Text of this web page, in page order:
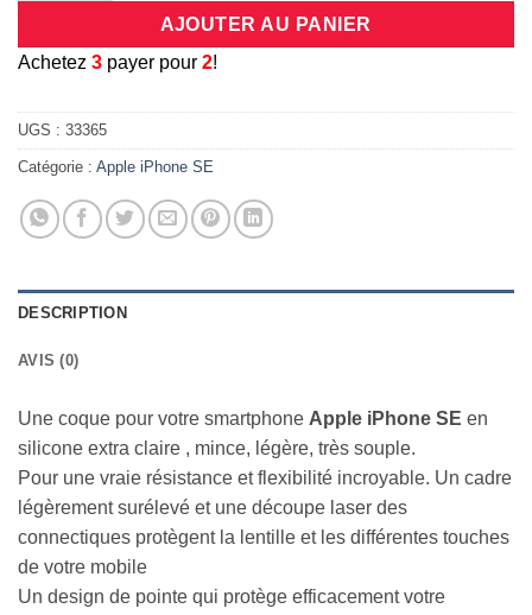
AJOUTER AU PANIER
Achetez 3 payer pour 2!
UGS : 33365
Catégorie : Apple iPhone SE
DESCRIPTION
AVIS (0)
Une coque pour votre smartphone Apple iPhone SE en
silicone extra claire , mince, légère, très souple.
Pour une vraie résistance et flexibilité incroyable. Un cadre
légèrement surélevé et une découpe laser des
connectiques protègent la lentille et les différentes touches
de votre mobile
Un design de pointe qui protège efficacement votre